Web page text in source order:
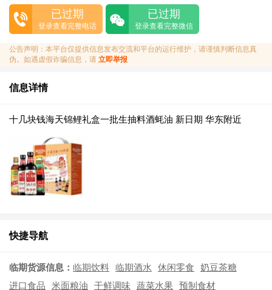
已过期
登录查看完整电话
已过期
登录查看完整微信
公告声明：本平台仅提供信息发布交流和平台的运行维护，请谨慎判断信息真
伪。如遇虚假诈骗信息，请 立即举报
信息详情
十几块钱海天锦鲤礼盒一批生抽料酒蚝油 新日期 华东附近
快捷导航
临期货源信息： 临期饮料 临期酒水 休闲零食 奶豆茶糖
进口食品 米面粮油 干鲜调味 蔬菜水果 预制食材